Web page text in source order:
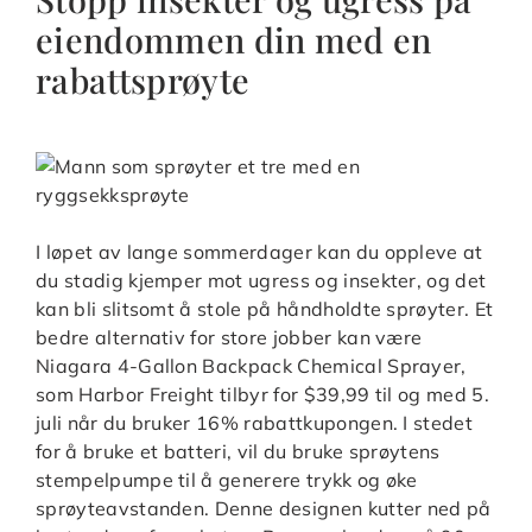
eiendommen din med en
rabattsprøyte
I løpet av lange sommerdager kan du oppleve at
du stadig kjemper mot ugress og insekter, og det
kan bli slitsomt å stole på håndholdte sprøyter. Et
bedre alternativ for store jobber kan være
Niagara 4-Gallon Backpack Chemical Sprayer,
som Harbor Freight tilbyr for $39,99 til og med 5.
juli når du bruker 16% rabattkupongen. I stedet
for å bruke et batteri, vil du bruke sprøytens
stempelpumpe til å generere trykk og øke
sprøyteavstanden. Denne designen kutter ned på